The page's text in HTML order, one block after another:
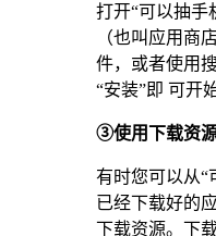
打开“可以抽手
（也叫应用商
件，或者使用
“安装”即 可开
③使用下载资
有时您可以从“
已经下载好的
下载资源。下